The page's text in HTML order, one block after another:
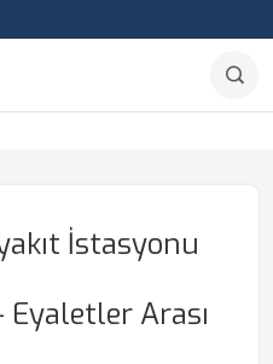
İstasyonu
Arası